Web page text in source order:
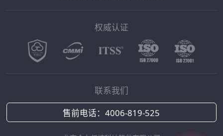
权威认证
联系我们
售前电话：4006-819-525